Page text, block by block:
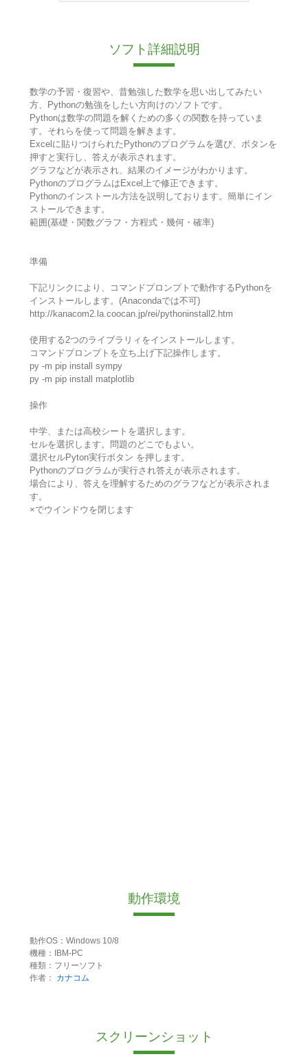
ソフト詳細説明
数学の予習・復習や、昔勉強した数学を思い出してみたい
方、Pythonの勉強をしたい方向けのソフトです。
Pythonは数学の問題を解くための多くの関数を持っていま
す。それらを使って問題を解きます。
Excelに貼りつけられたPythonのプログラムを選び、ボタンを
押すと実行し、答えが表示されます。
グラフなどが表示され、結果のイメージがわかります。
PythonのプログラムはExcel上で修正できます。
Pythonのインストール方法を説明しております。簡単にイン
ストールできます。
範囲(基礎・関数グラフ・方程式・幾何・確率)
準備
下記リンクにより、コマンドプロンプトで動作するPythonを
インストールします。(Anacondaでは不可)
http://kanacom2.la.coocan.jp/rei/pythoninstall2.htm
使用する2つのライブラリィをインストールします。
コマンドプロンプトを立ち上げ下記操作します。
py -m pip install sympy
py -m pip install matplotlib
操作
中学、または高校シートを選択します。
セルを選択します。問題のどこでもよい。
選択セルPyton実行ボタン を押します。
Pythonのプログラムが実行され答えが表示されます。
場合により、答えを理解するためのグラフなどが表示されま
す。
×でウインドウを閉じます
動作環境
動作OS：Windows 10/8
機種：IBM-PC
種類：フリーソフト
作者：
カナコム
スクリーンショット